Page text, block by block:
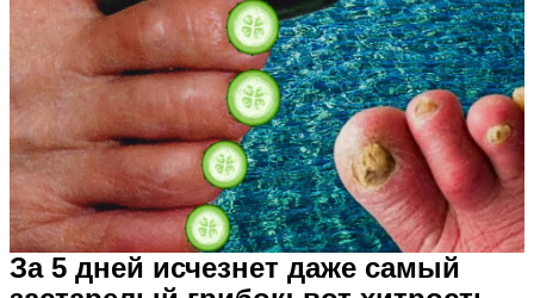
За 5 дней исчезнет даже самый